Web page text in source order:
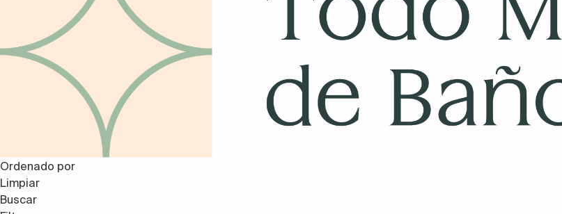
Ordenado por
Limpiar
Buscar